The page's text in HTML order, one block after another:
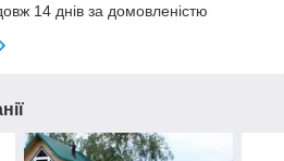
14 днів за домовленістю